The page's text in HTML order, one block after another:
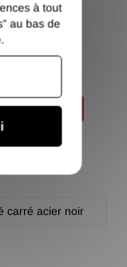
TTC
au panier
carré acier noir
à tout
au bas de